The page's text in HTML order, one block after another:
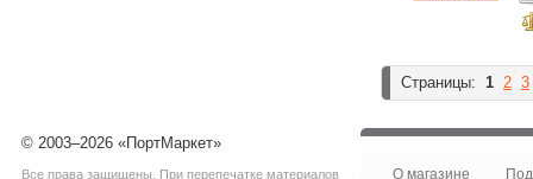
Страницы: 1 2 3
© 2003–2026 «ПортМаркет»
Все права защищены. При перепечатке материалов
О магазине